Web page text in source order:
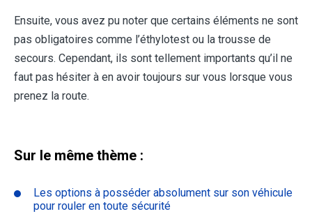
Ensuite, vous avez pu noter que certains éléments ne sont
pas obligatoires comme l’éthylotest ou la trousse de
secours. Cependant, ils sont tellement importants qu’il ne
faut pas hésiter à en avoir toujours sur vous lorsque vous
prenez la route.
Sur le même thème :
Les options à posséder absolument sur son véhicule
pour rouler en toute sécurité